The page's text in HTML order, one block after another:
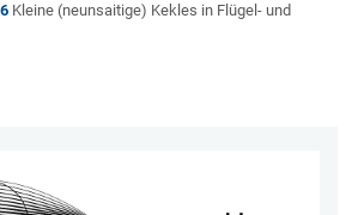
Kleine (neunsaitige) Kekles in Flügel- und